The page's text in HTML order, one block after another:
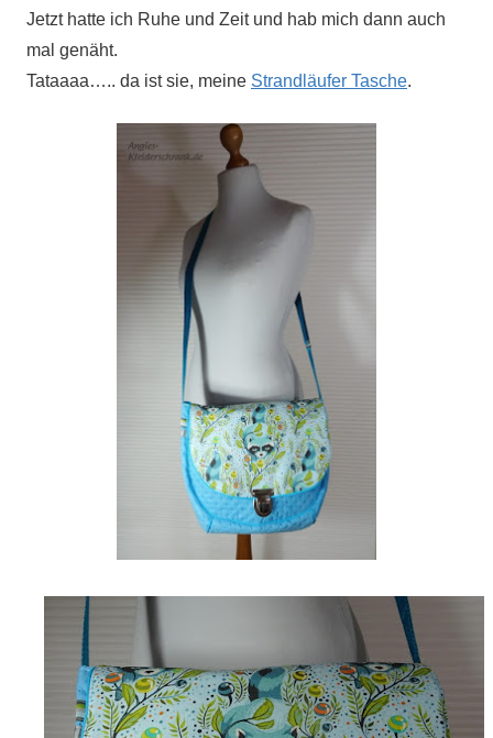
Jetzt hatte ich Ruhe und Zeit und hab mich dann auch
mal genäht.
Tataaaa….. da ist sie, meine Strandläufer Tasche.